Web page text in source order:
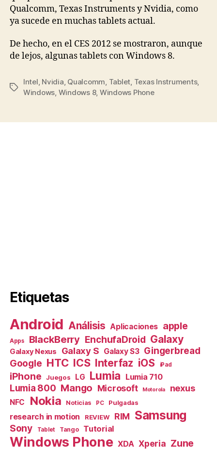
Qualcomm, Texas Instruments y Nvidia, como
ya sucede en muchas tablets actual.
De hecho, en el CES 2012 se mostraron, aunque
de lejos, algunas tablets con Windows 8.
Etiquetas
Intel, Nvidia, Qualcomm, Tablet, Texas Instruments,
Windows, Windows 8, Windows Phone
Etiquetas
Android Análisis Aplicaciones apple
Apps BlackBerry EnchufaDroid Galaxy
Galaxy Nexus Galaxy S Galaxy S3 Gingerbread
Google HTC ICS Interfaz iOS iPad
iPhone Juegos LG Lumia Lumia 710
Lumia 800 Mango Microsoft Motorola nexus
NFC Nokia Noticias PC Pulgadas
research in motion REVIEW RIM Samsung
Sony Tablet Tango Tutorial
Windows Phone XDA Xperia Zune